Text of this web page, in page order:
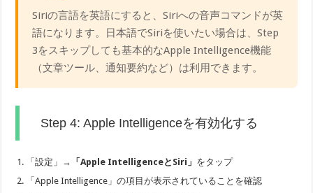
Siriの言語を英語にすると、Siriへの音声コマンドが英
語になります。日本語でSiriを使いたい場合は、Step
3をスキップしても基本的なApple Intelligence機能
（文章ツール、通知要約など）は利用できます。
Step 4: Apple Intelligenceを有効化する
「設定」→ 「Apple IntelligenceとSiri」 をタップ
「Apple Intelligence」の項目が表示されていることを確認